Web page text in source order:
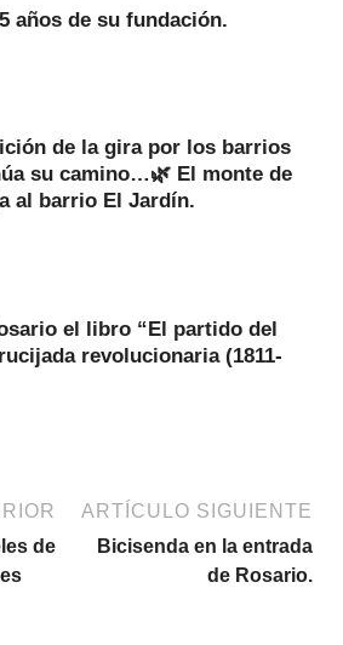
años de su fundación.
de la gira por los barrios
su camino…🌿 El monte de
al barrio El Jardín.
el libro “El partido del
revolucionaria (1811-
de
ARTÍCULO SIGUIENTE
Bicisenda en la entrada
de Rosario.